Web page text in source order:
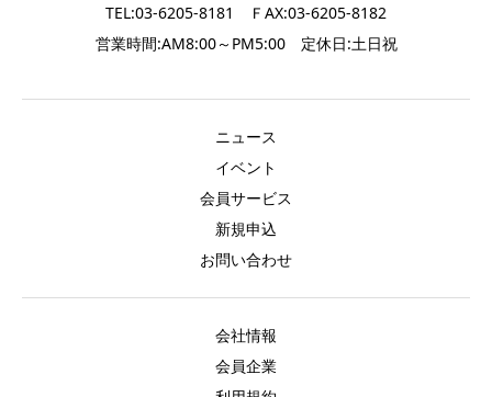
TEL:03-6205-8181 ＦAX:03-6205-8182
営業時間:AM8:00～PM5:00 定休日:土日祝
ニュース
イベント
会員サービス
新規申込
お問い合わせ
会社情報
会員企業